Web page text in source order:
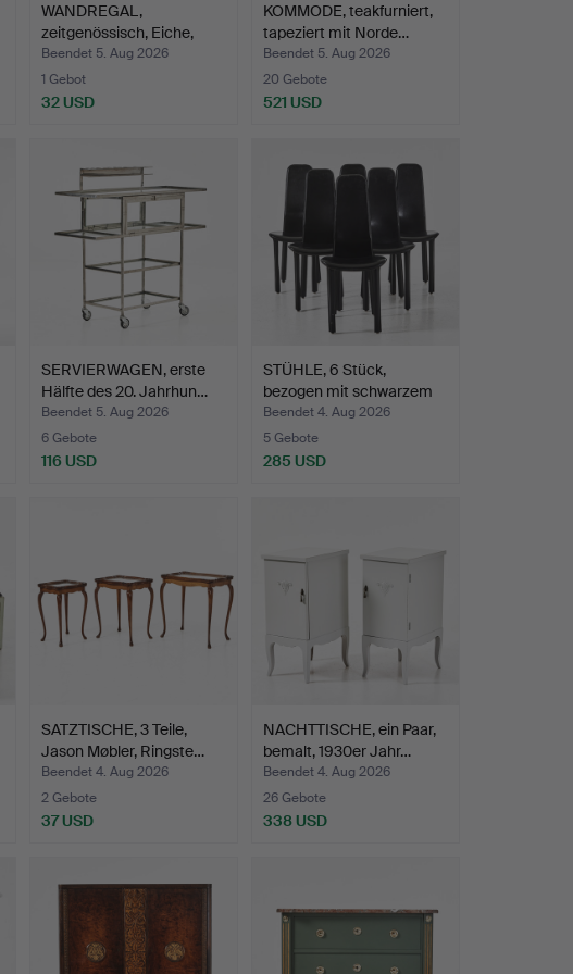
WANDREGAL,
zeitgenössisch, Eiche,
Menu, Dä…
Beendet 5. Aug 2026
1 Gebot
32 USD
KOMMODE, teakfurniert,
tapeziert mit Norde…
Beendet 5. Aug 2026
20 Gebote
521 USD
SERVIERWAGEN, erste
Hälfte des 20. Jahrhun…
Beendet 5. Aug 2026
6 Gebote
116 USD
STÜHLE, 6 Stück,
bezogen mit schwarzem
Led…
Beendet 4. Aug 2026
5 Gebote
285 USD
SATZTISCHE, 3 Teile,
Jason Møbler, Ringste…
Beendet 4. Aug 2026
2 Gebote
37 USD
NACHTTISCHE, ein Paar,
bemalt, 1930er Jahr…
Beendet 4. Aug 2026
26 Gebote
338 USD